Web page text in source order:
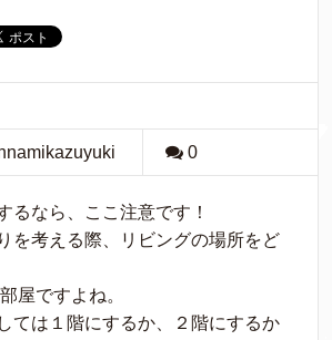
0
るなら、ここ注意です！
を考える際、リビングの場所をど
屋ですよね。
ては１階にするか、２階にするか